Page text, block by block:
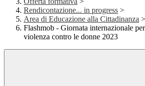
Rendicontazione... in progress >
Area di Educazione alla Cittadinanza >
Flashmob - Giornata internazionale
violenza contro le donne 2023